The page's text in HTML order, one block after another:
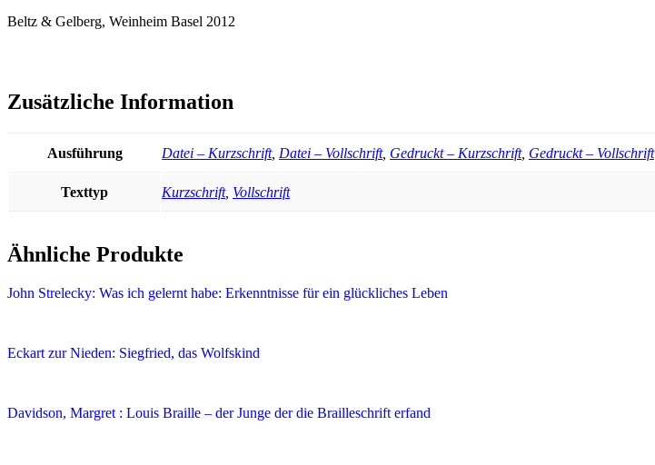
Beltz & Gelberg, Weinheim Basel 2012
Zusätzliche Information
Ausführung Datei – Kurzschrift, Datei – Vollschrift, Gedruckt – Kurzschrift, Gedruckt – Vollschrift
Texttyp Kurzschrift, Vollschrift
Ähnliche Produkte
John Strelecky: Was ich gelernt habe: Erkenntnisse für ein glückliches Leben
Eckart zur Nieden: Siegfried, das Wolfskind
Davidson, Margret : Louis Braille – der Junge der die Brailleschrift erfand